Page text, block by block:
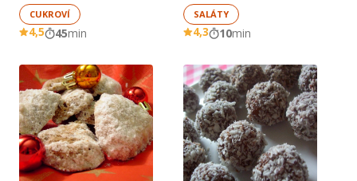
CUKROVÍ
4,5 45min
SALÁTY
4,3 10min